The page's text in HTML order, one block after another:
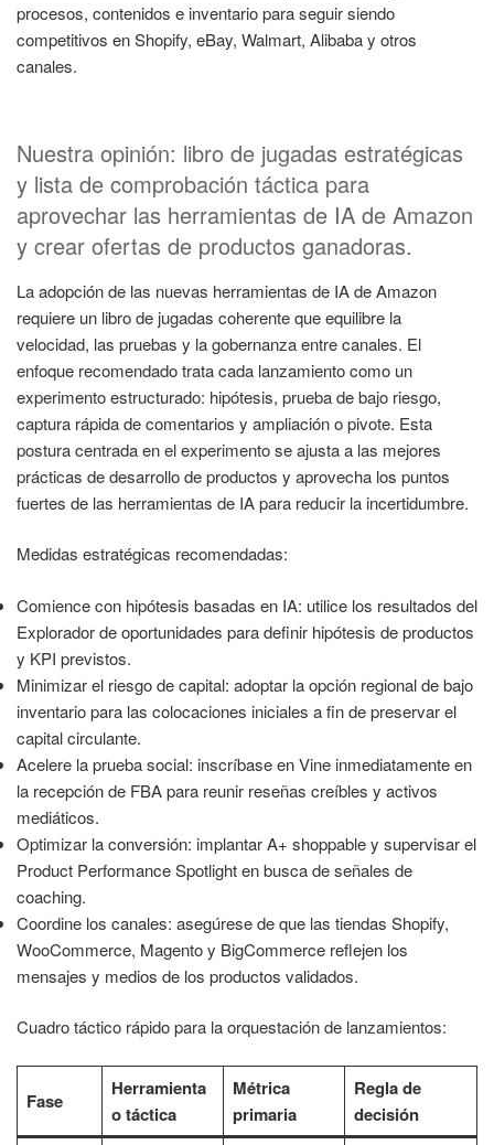
procesos, contenidos e inventario para seguir siendo
competitivos en Shopify, eBay, Walmart, Alibaba y otros
canales.
Nuestra opinión: libro de jugadas estratégicas
y lista de comprobación táctica para
aprovechar las herramientas de IA de Amazon
y crear ofertas de productos ganadoras.
La adopción de las nuevas herramientas de IA de Amazon
requiere un libro de jugadas coherente que equilibre la
velocidad, las pruebas y la gobernanza entre canales. El
enfoque recomendado trata cada lanzamiento como un
experimento estructurado: hipótesis, prueba de bajo riesgo,
captura rápida de comentarios y ampliación o pivote. Esta
postura centrada en el experimento se ajusta a las mejores
prácticas de desarrollo de productos y aprovecha los puntos
fuertes de las herramientas de IA para reducir la incertidumbre.
Medidas estratégicas recomendadas:
Comience con hipótesis basadas en IA: utilice los resultados del
Explorador de oportunidades para definir hipótesis de productos
y KPI previstos.
Minimizar el riesgo de capital: adoptar la opción regional de bajo
inventario para las colocaciones iniciales a fin de preservar el
capital circulante.
Acelere la prueba social: inscríbase en Vine inmediatamente en
la recepción de FBA para reunir reseñas creíbles y activos
mediáticos.
Optimizar la conversión: implantar A+ shoppable y supervisar el
Product Performance Spotlight en busca de señales de
coaching.
Coordine los canales: asegúrese de que las tiendas Shopify,
WooCommerce, Magento y BigCommerce reflejen los
mensajes y medios de los productos validados.
Cuadro táctico rápido para la orquestación de lanzamientos:
Fase
Herramienta
o táctica
Métrica
primaria
Regla de
decisión